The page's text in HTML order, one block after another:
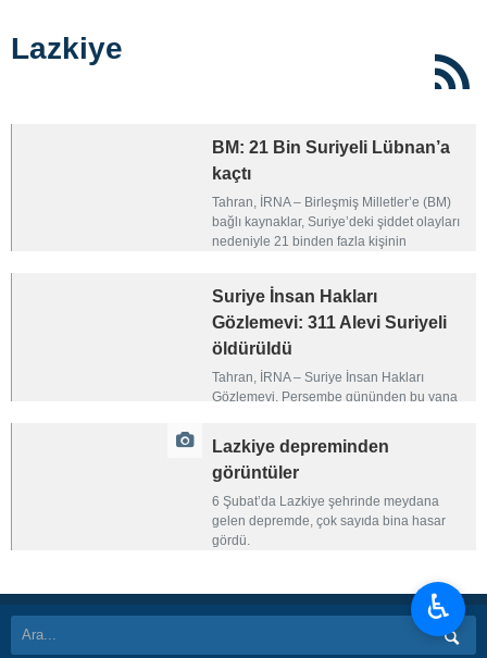
Lazkiye
BM: 21 Bin Suriyeli Lübnan’a
kaçtı
Tahran, İRNA – Birleşmiş Milletler’e (BM)
bağlı kaynaklar, Suriye’deki şiddet olayları
nedeniyle 21 binden fazla kişinin
Suriye İnsan Hakları
Gözlemevi: 311 Alevi Suriyeli
öldürüldü
Tahran, İRNA – Suriye İnsan Hakları
Gözlemevi, Perşembe gününden bu yana
duyurdu.
Lazkiye depreminden
görüntüler
6 Şubat’da Lazkiye şehrinde meydana
gelen depremde, çok sayıda bina hasar
gördü.
♿︎